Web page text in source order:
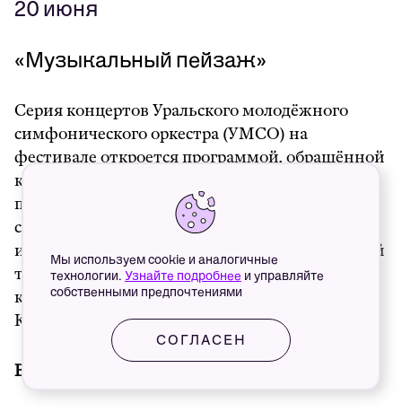
20 июня
«Музыкальный пейзаж»
Серия концертов Уральского молодёжного
симфонического оркестра (УМСО) на
фестивале откроется программой, обращённой
к музыкальному пейзажу — одному из самых
притягательных образов романтической
симфонической традиции. Музыканты
исполнят сочинения, ставшие символами этой
традиции: «Пер Гюнт» Грига, Скрипичный
концерт Сибелиуса и «Шехеразада» Римского-
Корсакова.
Время:
Мы используем cookie и аналогичные
технологии. Узнайте подробнее и управляйте
собственными предпочтениями
СОГЛАСЕН